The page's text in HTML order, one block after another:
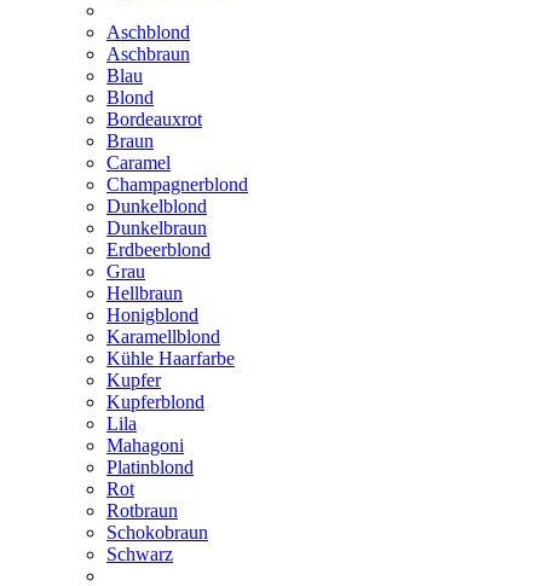
Aschblond
Aschbraun
Blau
Blond
Bordeauxrot
Braun
Caramel
Champagnerblond
Dunkelblond
Dunkelbraun
Erdbeerblond
Grau
Hellbraun
Honigblond
Karamellblond
Kühle Haarfarbe
Kupfer
Kupferblond
Lila
Mahagoni
Platinblond
Rot
Rotbraun
Schokobraun
Schwarz